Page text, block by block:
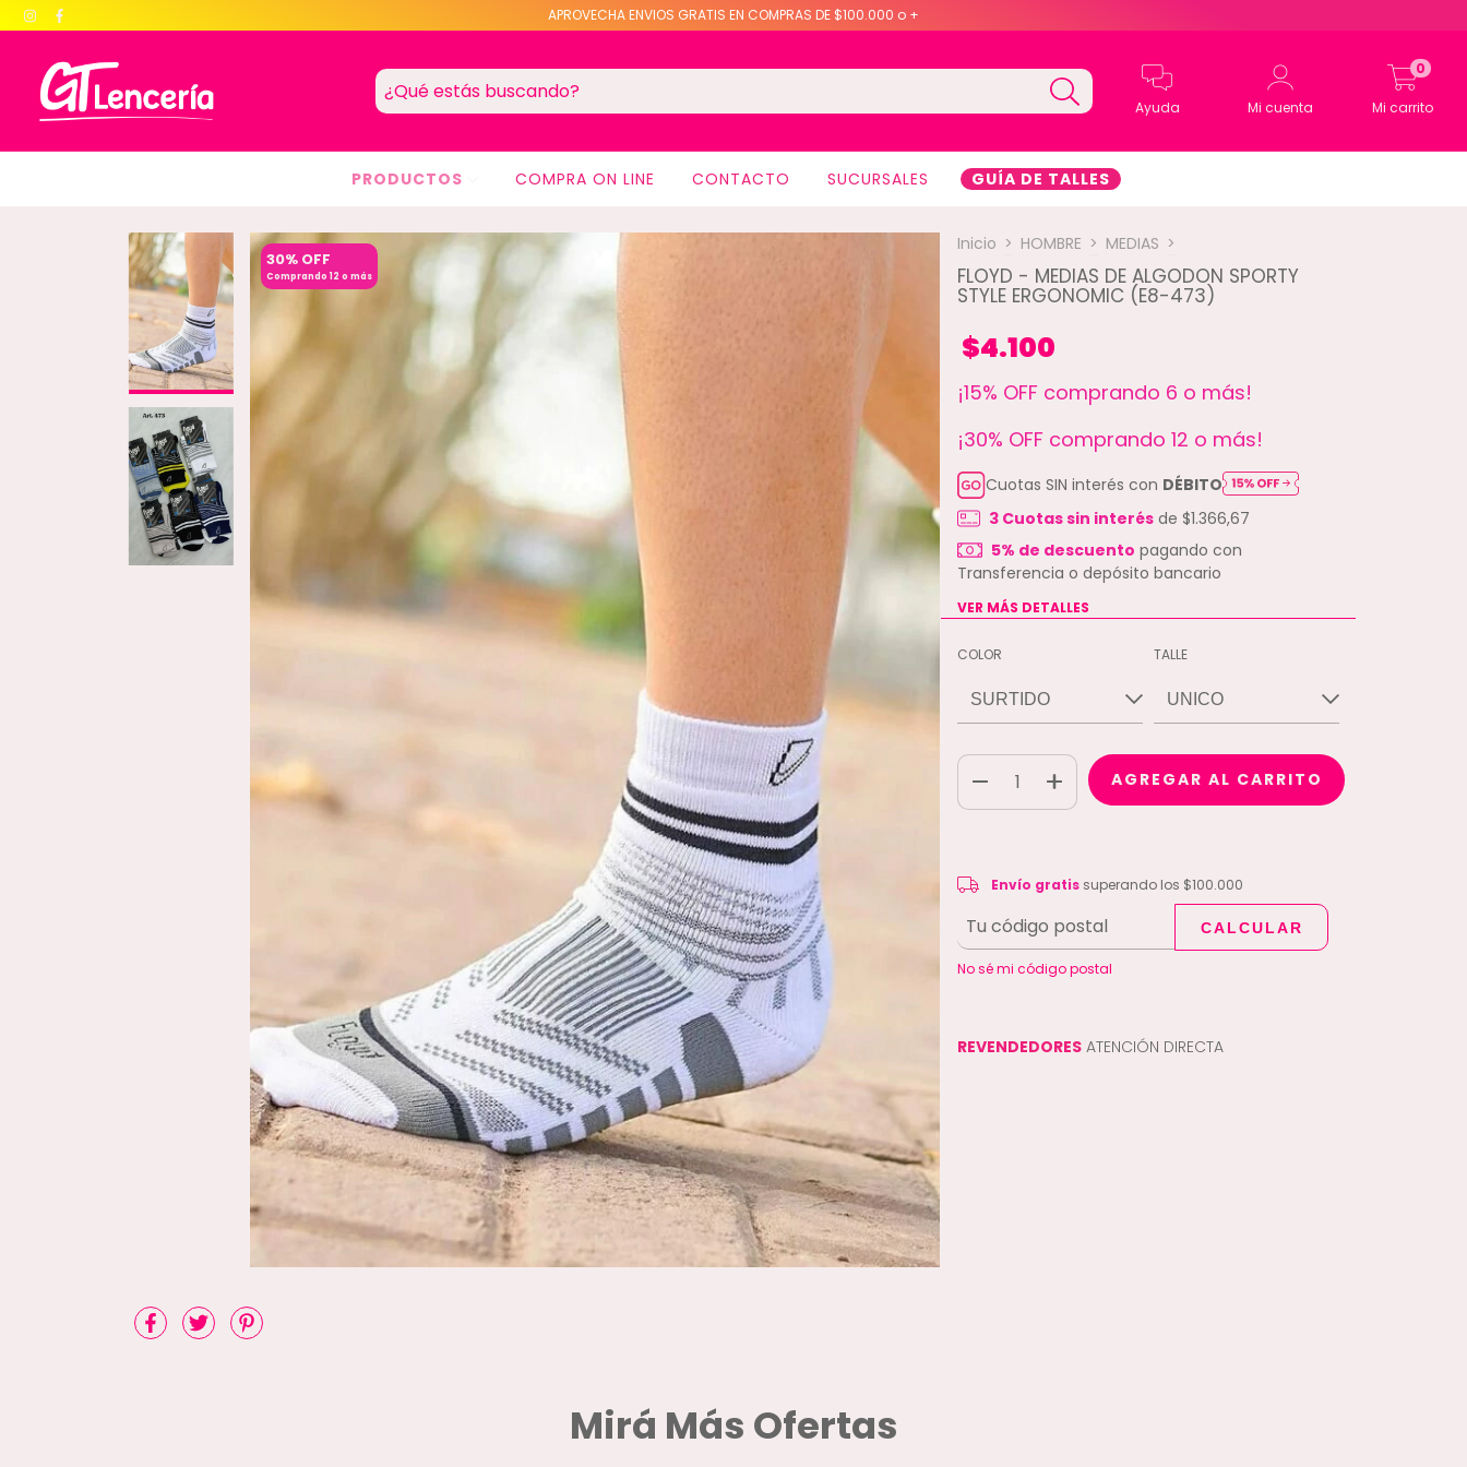
APROVECHA ENVIOS GRATIS EN COMPRAS DE $100.000 o +
Ayuda Mi cuenta Mi carrito
0
PRODUCTOS COMPRA ON LINE CONTACTO SUCURSALES GUÍA DE TALLES
30% OFF
Comprando 12 o más
Inicio > HOMBRE > MEDIAS >
FLOYD - MEDIAS DE ALGODON SPORTY
STYLE ERGONOMIC (E8-473)
$4.100
¡15% OFF comprando 6 o más!
¡30% OFF comprando 12 o más!
Cuotas SIN interés con DÉBITO
3Cuotas sin interésde $1.366,67
5% de descuento pagando con
Transferencia o depósito bancario
VER MÁS DETALLES
COLOR TALLE
Envío gratis $100.000
Entregas para el CP: CAMBIAR CP
Envío gratissuperando los $100.000
CALCULAR
No sé mi código postal
REVENDEDORES ATENCIÓN DIRECTA
Mirá Más Ofertas